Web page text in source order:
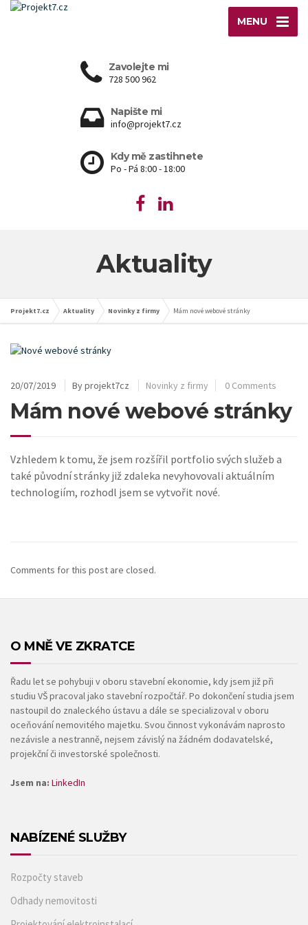
MENU
Zavolejte mi
728 500 962
Napište mi
info@projekt7.cz
Kdy mě zastihnete
Po - Pá 8:00 - 18:00
Aktuality
Projekt7.cz Aktuality Novinky z firmy Mám nové webové stránky
20/07/2019 Byprojekt7cz Novinky z firmy 0 Comments
Mám nové webové stránky
Vzhledem k tomu, že jsem rozšířil portfolio svých služeb a
také původní stránky již zdaleka nevyhovovali aktuálním
technologiím, rozhodl jsem se vytvořit nové.
Comments for this post are closed.
O MNĚ VE ZKRATCE
Řadu let se pohybuji v oboru stavební ekonomie, kdy jsem již při
studiu VŠ pracoval jako stavební rozpočtář. Po dokončení studia jsem
nastoupil do znaleckého ústavu a dále se specializoval v oboru
oceňování nemovitého majetku. Svou činnost vykonávám naprosto
nezávisle a nestranně, nejsem závislý na žádném dodavatelské,
projekční či investorské společnosti.
Jsem na: LinkedIn
NABÍZENÉ SLUŽBY
Rozpočty staveb
Odhady nemovitosti